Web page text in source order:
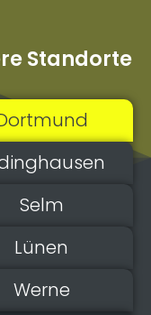
Standorte
Selm
Lünen
Werne